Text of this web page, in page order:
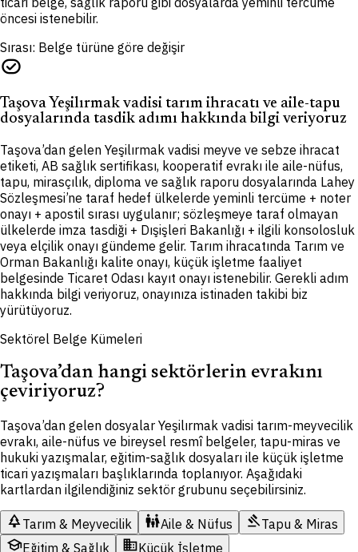
öncesi istenebilir.
Sırası: Belge türüne göre değişir
task_alt
Taşova Yeşilırmak vadisi tarım ihracatı ve aile-tapu
dosyalarında tasdik adımı hakkında bilgi veriyoruz
Taşova’dan gelen Yeşilırmak vadisi meyve ve sebze ihracat
etiketi, AB sağlık sertifikası, kooperatif evrakı ile aile-nüfus,
tapu, mirasçılık, diploma ve sağlık raporu dosyalarında Lahey
Sözleşmesi’ne taraf hedef ülkelerde yeminli tercüme + noter
onayı + apostil sırası uygulanır; sözleşmeye taraf olmayan
ülkelerde imza tasdiği + Dışişleri Bakanlığı + ilgili konsolosluk
veya elçilik onayı gündeme gelir. Tarım ihracatında Tarım ve
Orman Bakanlığı kalite onayı, küçük işletme faaliyet
belgesinde Ticaret Odası kayıt onayı istenebilir. Gerekli adım
hakkında bilgi veriyoruz, onayınıza istinaden takibi biz
yürütüyoruz.
Sektörel Belge Kümeleri
Taşova’dan hangi sektörlerin evrakını
çeviriyoruz?
Taşova’dan gelen dosyalar Yeşilırmak vadisi tarım-meyvecilik
evrakı, aile-nüfus ve bireysel resmî belgeler, tapu-miras ve
hukuki yazışmalar, eğitim-sağlık dosyaları ile küçük işletme
ticari yazışmaları başlıklarında toplanıyor. Aşağıdaki
kartlardan ilgilendiğiniz sektör grubunu seçebilirsiniz.
parkTarım & Meyvecilik family_restroomAile & Nüfus gavelTapu & Miras
schoolEğitim & Sağlık domainKüçük İşletme